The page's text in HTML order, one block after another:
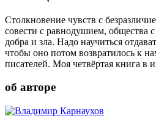
Столкновение чувств с
совести с равнодушием, общества
добра и зла. Надо научиться
чтобы оно потом возвратилось к
писателей. Моя четвёртая книга в
об авторе